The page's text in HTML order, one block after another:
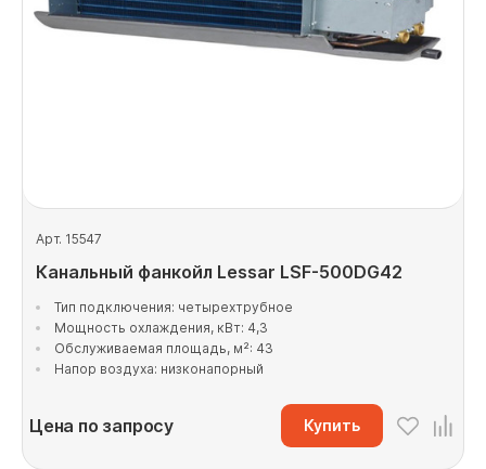
Арт. 15547
Канальный фанкойл Lessar LSF-500DG42
Тип подключения: четырехтрубное
Мощность охлаждения, кВт: 4,3
Обслуживаемая площадь, м²: 43
Напор воздуха: низконапорный
Цена по запросу Купить